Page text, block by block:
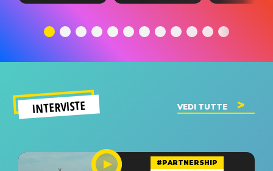
significato
del singolo
INTERVISTE VEDI TUTTE
#PARTNERSHIP